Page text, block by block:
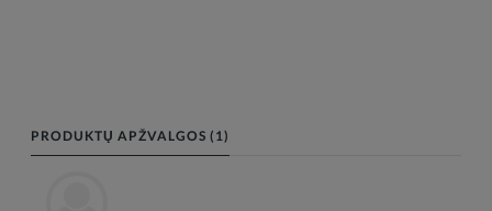
PRODUKTŲ APŽVALGOS (1)